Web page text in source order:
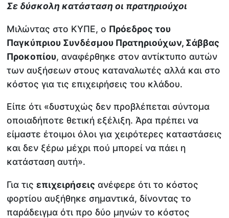
Σε δύσκολη κατάσταση οι πρατηριούχοι
Μιλώντας στο ΚΥΠΕ, ο Πρόεδρος του
Παγκύπριου Συνδέσμου Πρατηριούχων, Σάββας
Προκοπίου, αναφέρθηκε στον αντίκτυπο αυτών
των αυξήσεων στους καταναλωτές αλλά και στο
κόστος για τις επιχειρήσεις του κλάδου.
Είπε ότι «δυστυχώς δεν προβλέπεται σύντομα
οποιαδήποτε θετική εξέλιξη. Άρα πρέπει να
είμαστε έτοιμοι όλοι για χειρότερες καταστάσεις
και δεν ξέρω μέχρι πού μπορεί να πάει η
κατάσταση αυτή».
Για τιςεπιχειρήσεις ανέφερε ότι το κόστος
φορτίου αυξήθηκε σημαντικά, δίνοντας το
παράδειγμα ότι προ δύο μηνών το κόστος